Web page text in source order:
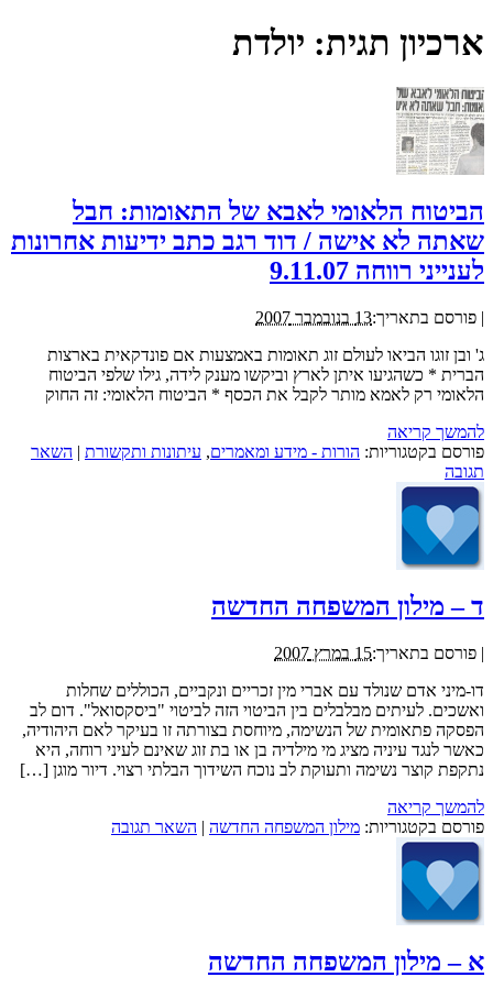
ארכיון תגית: יולדת
הביטוח הלאומי לאבא של התאומות: חבל
שאתה לא אישה / דוד רגב כתב ידיעות אחרונות
לענייני רווחה 9.11.07
| פורסם בתאריך:13 בנובמבר 2007
ג' ובן זוגו הביאו לעולם זוג תאומות באמצעות אם פונדקאית בארצות
הברית * כשהגיעו איתן לארץ וביקשו מענק לידה, גילו שלפי הביטוח
הלאומי רק לאמא מותר לקבל את הכסף * הביטוח הלאומי: זה החוק
להמשך קריאה
פורסם בקטגוריות: הורות - מידע ומאמרים, עיתונות ותקשורת | השאר
תגובה
ד – מילון המשפחה החדשה
| פורסם בתאריך:15 במרץ 2007
דו-מיני אדם שנולד עם אברי מין זכריים ונקביים, הכוללים שחלות
ואשכים. לעיתים מבלבלים בין הביטוי הזה לביטוי "ביסקסואל". דום לב
הפסקה פתאומית של הנשימה, מיוחסת בצורתה זו בעיקר לאם היהודיה,
כאשר לנגד עיניה מציג מי מילדיה בן או בת זוג שאינם לעיני רוחה, היא
נתקפת קוצר נשימה ותעוקת לב נוכח השידוך הבלתי רצוי. דיור מוגן […]
להמשך קריאה
פורסם בקטגוריות: מילון המשפחה החדשה | השאר תגובה
א – מילון המשפחה החדשה